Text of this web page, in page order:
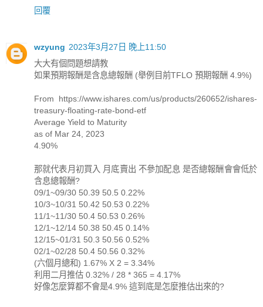
回覆
wzyung 2023年3月27日 晚上11:50
大大有個問題想請教
如果預期報酬是含息總報酬 (舉例目前TFLO 預期報酬 4.9%)
From https://www.ishares.com/us/products/260652/ishares-
treasury-floating-rate-bond-etf
Average Yield to Maturity
as of Mar 24, 2023
4.90%
那就代表月初買入 月底賣出 不參加配息 是否總報酬會會低於
含息總報酬?
09/1~09/30 50.39 50.5 0.22%
10/3~10/31 50.42 50.53 0.22%
11/1~11/30 50.4 50.53 0.26%
12/1~12/14 50.38 50.45 0.14%
12/15~01/31 50.3 50.56 0.52%
02/1~02/28 50.4 50.56 0.32%
(六個月總和) 1.67% X 2 = 3.34%
利用二月推估 0.32% / 28 * 365 = 4.17%
好像怎麼算都不會是4.9% 這到底是怎麼推估出來的?